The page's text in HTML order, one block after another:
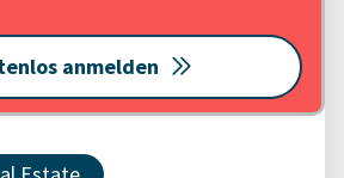
anmelden